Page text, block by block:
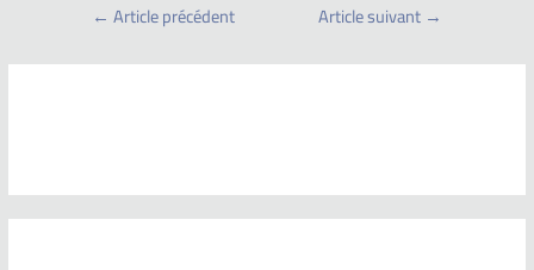
← Article précédent Article suivant →